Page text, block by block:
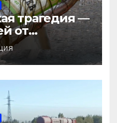
трагедия —
от